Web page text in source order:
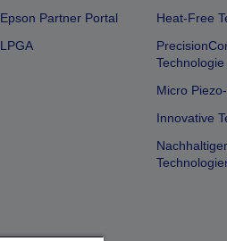
Epson Partner Portal
LPGA
Heat-Free
Technologie
Micro
Innovative